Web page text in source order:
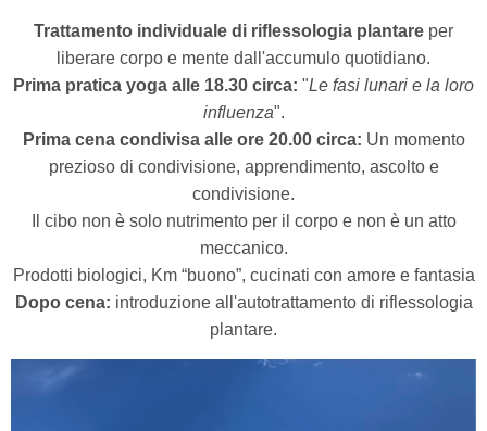
Trattamento individuale di riflessologia plantare per
liberare corpo e mente dall'accumulo quotidiano.
Prima pratica yoga alle 18.30 circa: "Le fasi lunari e la loro
influenza".
Prima cena condivisa alle ore 20.00 circa: Un momento
prezioso di condivisione, apprendimento, ascolto e
condivisione.
Il cibo non è solo nutrimento per il corpo e non è un atto
meccanico.
Prodotti biologici, Km “buono”, cucinati con amore e fantasia
Dopo cena: introduzione all'autotrattamento di riflessologia
plantare.